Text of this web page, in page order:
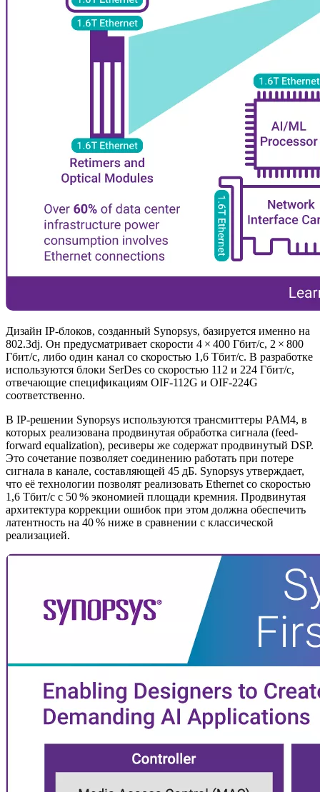
Дизайн IP-блоков, созданный Synopsys, базируется именно на
802.3dj. Он предусматривает скорости 4 × 400 Гбит/с, 2 × 800
Гбит/с, либо один канал со скоростью 1,6 Тбит/с. В разработке
используются блоки SerDes со скоростью 112 и 224 Гбит/с,
отвечающие спецификациям OIF-112G и OIF-224G
соответственно.
В IP-решении Synopsys используются трансмиттеры PAM4, в
которых реализована продвинутая обработка сигнала (feed-
forward equalization), ресиверы же содержат продвинутый DSP.
Это сочетание позволяет соединению работать при потере
сигнала в канале, составляющей 45 дБ. Synopsys утверждает,
что её технологии позволят реализовать Ethernet со скоростью
1,6 Тбит/с с 50 % экономией площади кремния. Продвинутая
архитектура коррекции ошибок при этом должна обеспечить
латентность на 40 % ниже в сравнении с классической
реализацией.